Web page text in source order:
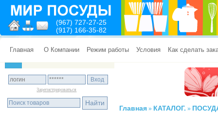
(967) 727-27-25
(917) 166-35-82
Главная О Компании Режим работы Условия Как сделать
Зарегистрироваться
Главная » КАТАЛОГ. »